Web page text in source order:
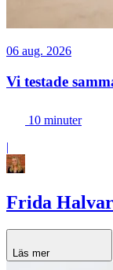
06 aug. 2026
Vi testade
10 minuter
|
Frida
Läs mer